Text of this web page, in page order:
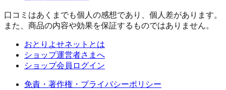
口コミはあくまでも個人の感想であり、個人差があります。
また、商品の内容や効果を保証するものではありません。
おとりよせネットとは
ショップ運営者さまへ
ショップ会員ログイン
免責・著作権・プライバシーポリシー